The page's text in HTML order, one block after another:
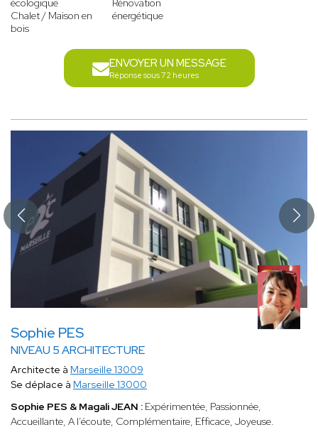
écologique
Chalet / Maison en
bois
Rénovation
énergétique
ENVOYER UN MESSAGE
Réponse sous 72 heures
Sophie PES
NIVEAU 5 ARCHITECTURE
Architecte à Marseille 13009
Se déplace à Marseille 13000
Sophie PES & Magali JEAN : Expérimentée, Passionnée,
Accueillante, A l’écoute, Complémentaire, Efficace, Joyeuse.